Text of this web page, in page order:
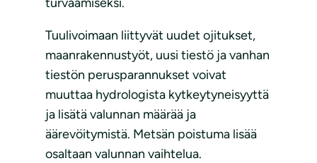
Tuulivoimaan liittyvät uudet ojitukset,
maanrakennustyöt, uusi tiestö ja vanhan
tiestön perusparannukset voivat
muuttaa hydrologista kytkeytyneisyyttä
ja lisätä valunnan määrää ja
äärevöitymistä. Metsän poistuma lisää
osaltaan valunnan vaihtelua.